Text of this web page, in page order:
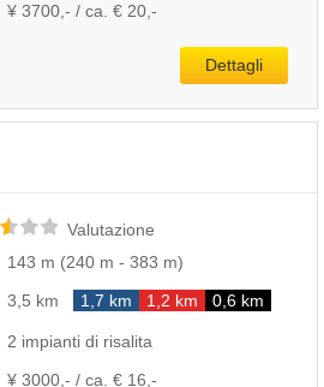
¥ 3700,- / ca. € 20,-
Dettagli
Valutazione
143 m (240 m - 383 m)
3,5 km
1,7 km 1,2 km 0,6 km
2 impianti di risalita
¥ 3000,- / ca. € 16,-